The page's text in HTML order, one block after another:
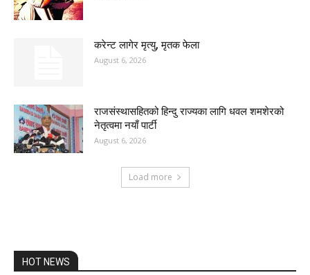
करेन्ट लागेर मृत्यु, मृतक फेला
August 6, 2026
राजसंस्थासहितको हिन्दु राज्यका लागि धवल शमशेरको
नेतृत्वमा नयाँ पार्टी
August 6, 2026
Load more
HOT NEWS